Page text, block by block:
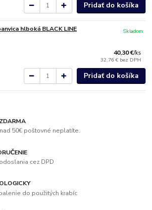
Pridať do košíka
hlboká BLACK LINE
40,30 €/ks
32,76 € bez DPH
Skladom
Pridať do košíka
50€ poštovné neplatíte.
cez DPD
do použitých krabíc